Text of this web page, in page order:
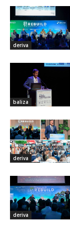
deriva
baliza
deriva
deriva